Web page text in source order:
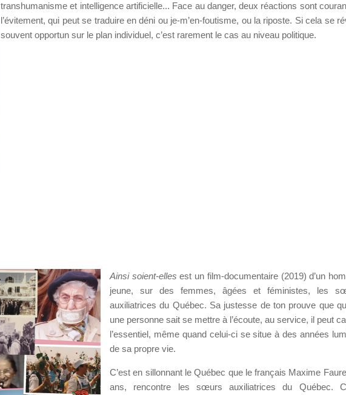
transhumanisme et intelligence artificielle... Face au danger, deux réactions sont
l’évitement, qui peut se traduire en déni ou je-m’en-foutisme, ou la riposte. Si cela se
souvent opportun sur le plan individuel, c’est rarement le cas au niveau politique.
Ainsi soient-elles est un film-documentaire (2019) d’un
jeune, sur des femmes, âgées et féministes, les
auxiliatrices du Québec. Sa justesse de ton prouve que
une personne sait se mettre à l’écoute, au service, il peut
l’essentiel, même quand celui-ci se situe à des années
de sa propre vie.
C’est en sillonnant le Québec que le français Maxime
ans, rencontre les sœurs auxiliatrices du Québec.